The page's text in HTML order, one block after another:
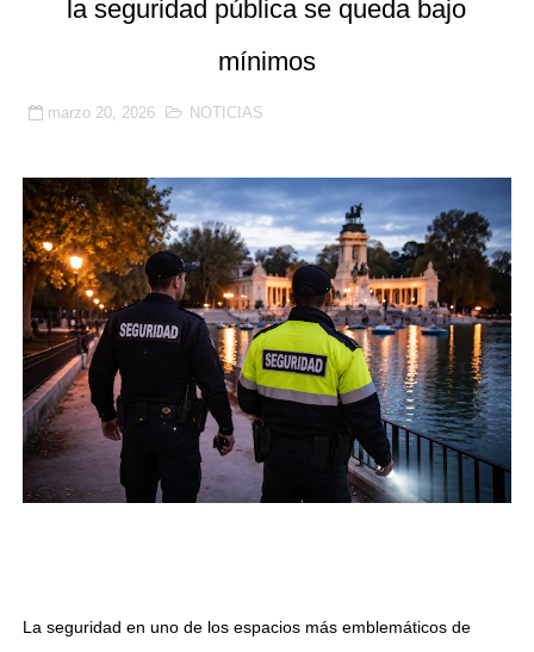
🔒 La seguridad privada se juega su futuro: vigilantes
🚨 SICOR Seguridad El Corte Inglés, sancionada por
Resumen detallado del Acta nº 3 del Convenio
Prosegur, Ombuds y la Ley 9/2015: la subrogación de
La justicia confirma la suspensión de empleo y sueldo
Benetússer refuerza con seguridad privada la
la seguridad pública se queda bajo
mínimos
marzo 20, 2026 NOTICIAS
La seguridad en uno de los espacios más emblemáticos de